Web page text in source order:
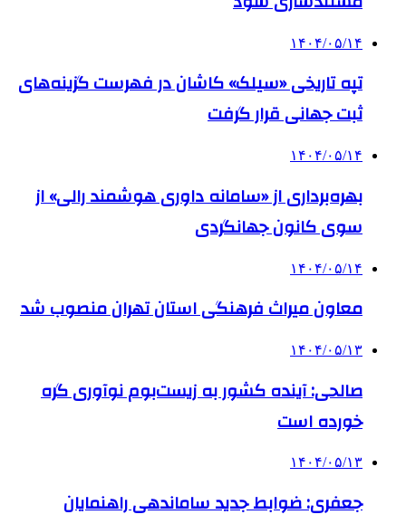
۱۴۰۴/۰۵/۱۴
تپه تاریخی «سیلک» کاشان در فهرست گزینه‌های
ثبت جهانی قرار گرفت
۱۴۰۴/۰۵/۱۴
بهره‌برداری از «سامانه داوری هوشمند رالی» از
سوی کانون جهانگردی
۱۴۰۴/۰۵/۱۴
معاون میراث فرهنگی استان تهران منصوب شد
۱۴۰۴/۰۵/۱۳
صالحی: آینده کشور به زیست‌بوم نوآوری گره
خورده است
۱۴۰۴/۰۵/۱۳
جعفری: ضوابط جدید ساماندهی راهنمایان